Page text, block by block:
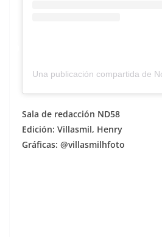
Una publicación compartida de Noticias
Sala de redacción ND58
Edición: Villasmil, Henry
Gráficas: @villasmilhfoto